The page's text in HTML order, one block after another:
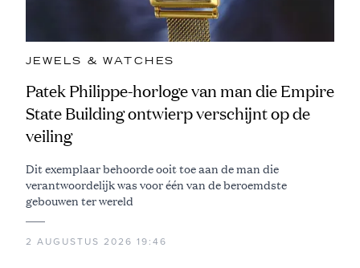
JEWELS & WATCHES
Patek Philippe-horloge van man die Empire
State Building ontwierp verschijnt op de
veiling
Dit exemplaar behoorde ooit toe aan de man die
verantwoordelijk was voor één van de beroemdste
gebouwen ter wereld
2 AUGUSTUS 2026 19:46